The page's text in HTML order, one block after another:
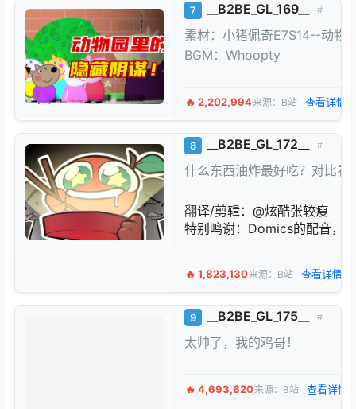
7 __B2BE_GL_169__ #
素材：小猪佩奇E7S14--动物
BGM：Whoopty
🔥 2,202,994来源：B站 查看详情
8 __B2BE_GL_172__ #
什么东西油炸最好吃？对比
翻译/剪辑：@炫酷张较瘦
特别鸣谢：Domics的配音，
🔥 1,823,130来源：B站 查看详情 →
9 __B2BE_GL_175__ #
太帅了，我的鸡哥！
🔥 4,693,620来源：B站 查看详情